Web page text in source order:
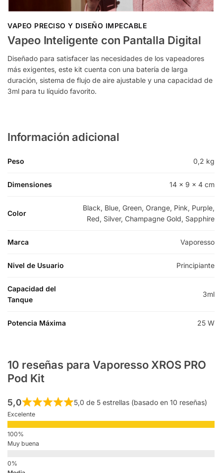
VAPEO PRECISO Y DISEÑO IMPECABLE
Vapeo Inteligente con Pantalla Digital
Diseñado para satisfacer las necesidades de los vapeadores
más exigentes, este kit cuenta con una batería de larga
duración, sistema de flujo de aire ajustable y una capacidad de
3ml para tu líquido favorito.
Información adicional
Peso 0,2 kg
Dimensiones 14 × 9 × 4 cm
Color
Black, Blue, Green, Orange, Pink, Purple,
Red, Silver, Champagne Gold, Sapphire
Marca Vaporesso
Nivel de Usuario Principiante
Capacidad del
Tanque
3ml
Potencia Máxima 25 W
10 reseñas paraVaporesso XROS PRO
Pod Kit
5,0 5,0 de 5 estrellas (basado en 10 reseñas)
Excelente
Muy buena